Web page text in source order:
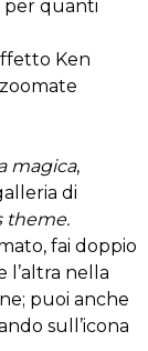
per quanti
Ken
magica,
di
theme.
fai doppio
l’altra nella
puoi anche
sull’icona